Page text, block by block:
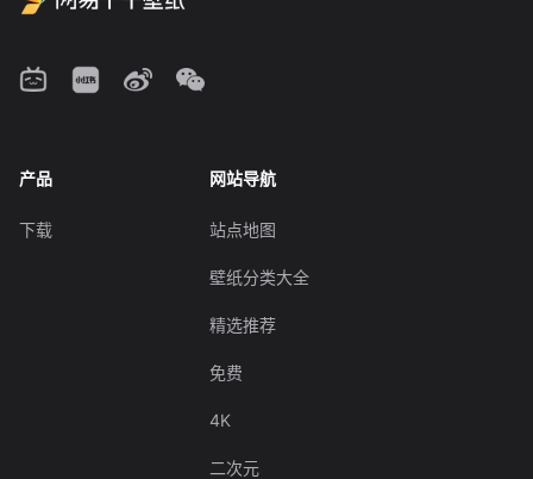
产品
下载
网站导航
站点地图
壁纸分类大全
精选推荐
免费
4K
二次元